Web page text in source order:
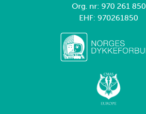
Org. nr: 970 261 850
EHF: 970261850